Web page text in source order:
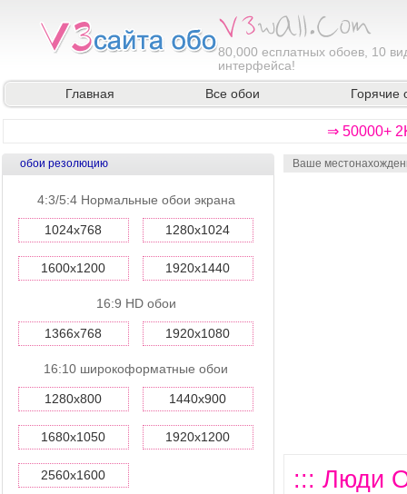
80,000 есплатных обоев, 10
интерфейса!
Главная
Все обои Горячие
⇒ 50000+
обои резолюцию
4:3/5:4 Нормальные обои экрана
1024x768 1280x1024
1600x1200 1920x1440
16:9 HD обои
1366x768 1920x1080
16:10 широкоформатные обои
1280x800 1440x900
1680x1050 1920x1200
2560x1600
Ваше
::: Люди